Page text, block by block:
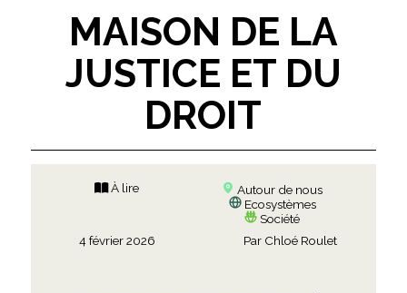
MAISON DE LA
JUSTICE ET DU
DROIT
À lire
Autour de nous
Ecosystèmes
Société
4 février 2026
Par Chloé Roulet